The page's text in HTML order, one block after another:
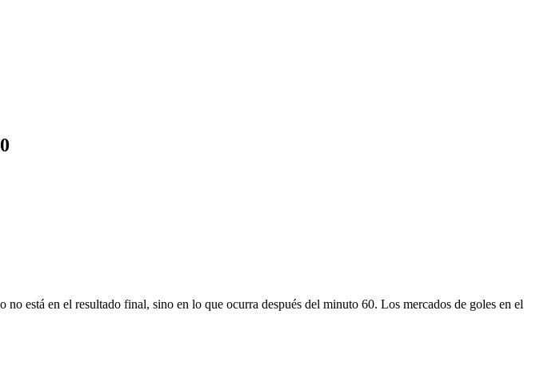
está en el resultado final, sino en lo que ocurra después del minuto 60. Los mercados de goles en el